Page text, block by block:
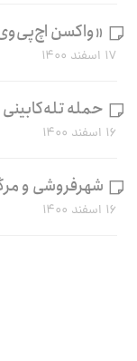
«واکسن
۱۷ اسفند ۱۴۰۰
حمله
۱۶ اسفند ۱۴۰۰
شهرفروشی و مرگ
۱۶ اسفند ۱۴۰۰